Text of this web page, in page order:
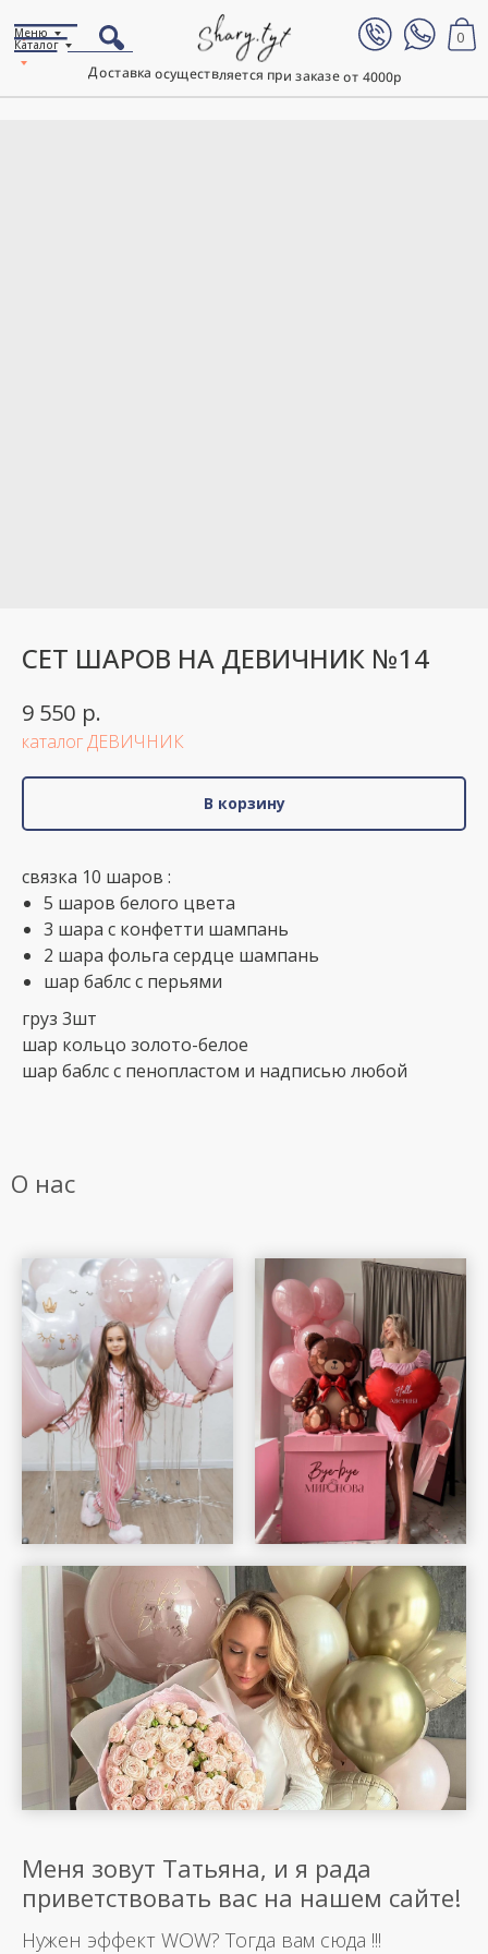
Доставка осуществляется при заказе от 4000р
0
Каталог
Меню
СЕТ ШАРОВ НА ДЕВИЧНИК №14
9 550 р.
каталог ДЕВИЧНИК
В корзину
связка 10 шаров :
5 шаров белого цвета
3 шара с конфетти шампань
2 шара фольга сердце шампань
шар баблс с перьями
груз 3шт
шар кольцо золото-белое
шар баблс с пенопластом и надписью любой
О нас
Меня зовут Татьяна, и я рада
приветствовать вас на нашем сайте!
Нужен эффект WOW? Тогда вам сюда !!!